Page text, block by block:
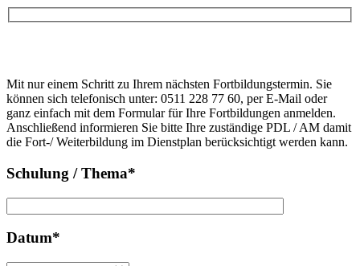
Feld
leer.
lasse
dieses
Feld
leer.
Mit nur einem Schritt zu Ihrem nächsten Fortbildungstermin. Sie
können sich telefonisch unter: 0511 228 77 60, per E-Mail oder
ganz einfach mit dem Formular für Ihre Fortbildungen anmelden.
Anschließend informieren Sie bitte Ihre zuständige PDL / AM damit
die Fort-/ Weiterbildung im Dienstplan berücksichtigt werden kann.
Schulung / Thema*
Datum*